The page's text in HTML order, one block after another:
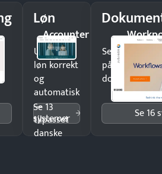
Løn
Accounter
Udbetal
løn korrekt
og
automatisk
—
tilpasset
danske
Se 13
systemer
Send
på minutter
dokumenter.
Se 16